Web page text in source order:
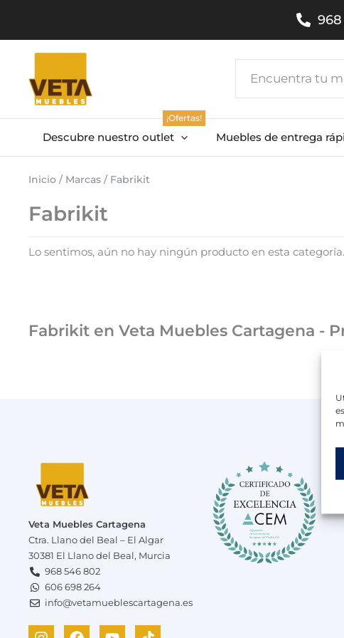
contenido
Descubre nuestro outlet
¡Ofertas!
Muebles de entrega
Inicio / Marcas / Fabrikit
Fabrikit
Lo sentimos, aún no hay ningún producto en esta categoría.
Fabrikit en Veta Muebles Cartagena -
Veta Muebles Cartagena
Ctra. Llano del Beal – El Algar
30381 El Llano del Beal, Murcia
968 546 802
606 698 264
info@vetamueblescartagena.es
I
F
Y
T
W